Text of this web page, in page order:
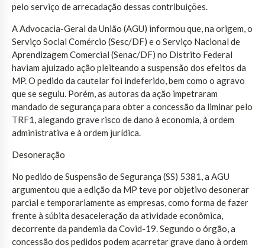
pelo serviço de arrecadação dessas contribuições.
A Advocacia-Geral da União (AGU) informou que, na origem, o
Serviço Social Comércio (Sesc/DF) e o Serviço Nacional de
Aprendizagem Comercial (Senac/DF) no Distrito Federal
haviam ajuizado ação pleiteando a suspensão dos efeitos da
MP. O pedido da cautelar foi indeferido, bem como o agravo
que se seguiu. Porém, as autoras da ação impetraram
mandado de segurança para obter a concessão da liminar pelo
TRF1, alegando grave risco de dano à economia, à ordem
administrativa e à ordem jurídica.
Desoneração
No pedido de Suspensão de Segurança (SS) 5381, a AGU
argumentou que a edição da MP teve por objetivo desonerar
parcial e temporariamente as empresas, como forma de fazer
frente à súbita desaceleração da atividade econômica,
decorrente da pandemia da Covid-19. Segundo o órgão, a
concessão dos pedidos podem acarretar grave dano à ordem